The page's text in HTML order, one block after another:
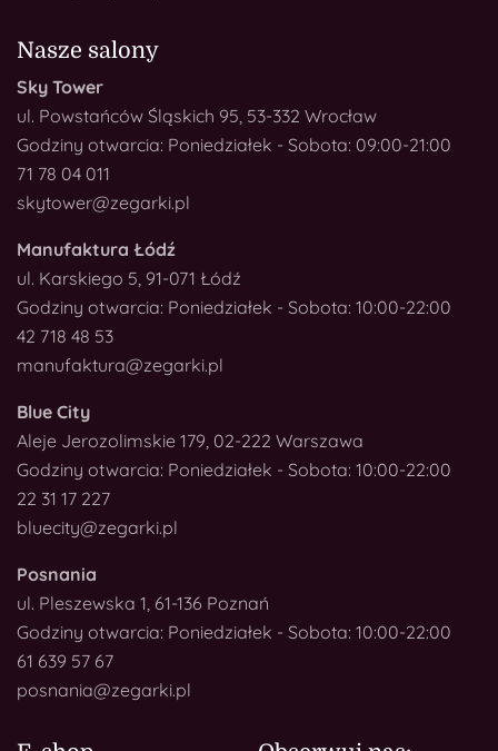
Nasze salony
Sky Tower
ul. Powstańców Śląskich 95, 53-332 Wrocław
Godziny otwarcia: Poniedziałek - Sobota: 09:00-21:00
71 78 04 011
skytower@zegarki.pl
Manufaktura Łódź
ul. Karskiego 5, 91-071 Łódź
Godziny otwarcia: Poniedziałek - Sobota: 10:00-22:00
42 718 48 53
manufaktura@zegarki.pl
Blue City
Aleje Jerozolimskie 179, 02-222 Warszawa
Godziny otwarcia: Poniedziałek - Sobota: 10:00-22:00
22 31 17 227
bluecity@zegarki.pl
Posnania
ul. Pleszewska 1, 61-136 Poznań
Godziny otwarcia: Poniedziałek - Sobota: 10:00-22:00
61 639 57 67
posnania@zegarki.pl